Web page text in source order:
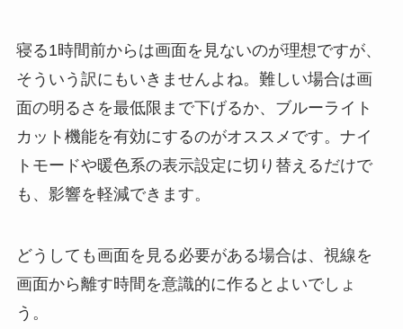
寝る1時間前からは画面を見ないのが理想ですが、
そういう訳にもいきませんよね。難しい場合は画
面の明るさを最低限まで下げるか、ブルーライト
カット機能を有効にするのがオススメです。ナイ
トモードや暖色系の表示設定に切り替えるだけで
も、影響を軽減できます。
どうしても画面を見る必要がある場合は、視線を
画面から離す時間を意識的に作るとよいでしょ
う。